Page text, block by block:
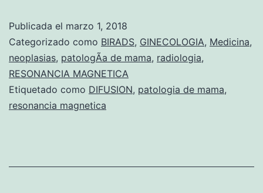
o
d
e
p
Publicada el marzo 1, 2018
Categorizado como BIRADS, GINECOLOGIA, Medicina,
neoplasias, patologÃ­a de mama, radiologia,
RESONANCIA MAGNETICA
Etiquetado como DIFUSION, patologia de mama,
resonancia magnetica